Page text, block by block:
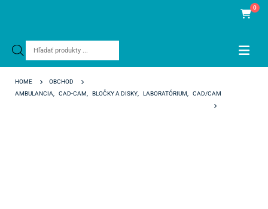
Products
0
HOME
OBCHOD
AMBULANCIA
CAD-CAM BLOČKY A DISKY LABORATÓRIUM CAD/CAM